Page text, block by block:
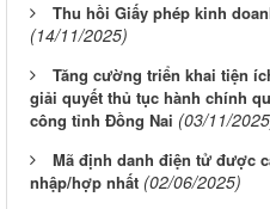
Thu hồi Giấy phép kinh
(14/11/2025)
Tăng cường triển khai tiện
giải quyết thủ tục hành chính
công tỉnh Đồng Nai (03/11/
Mã định danh điện tử được
nhập/hợp nhất (02/06/2025)